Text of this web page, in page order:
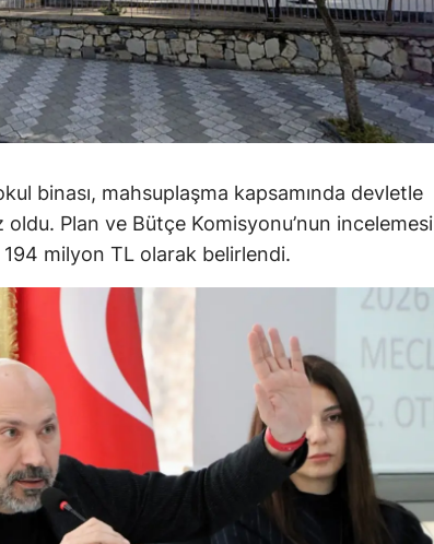
Ardahan
Iğdır
Yalova
Karabük
Kilis
Osmaniye
binası, mahsuplaşma kapsamında devletle
Plan ve Bütçe Komisyonu’nun incelemesi
194 milyon TL olarak belirlendi.